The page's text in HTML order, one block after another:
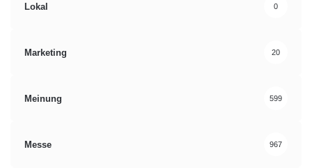
Lokal 0
Marketing 20
Meinung 599
Messe 967